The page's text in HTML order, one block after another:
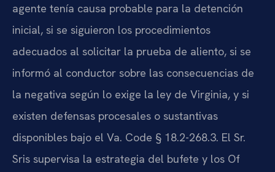
agente tenía causa probable para la detención
inicial, si se siguieron los procedimientos
adecuados al solicitar la prueba de aliento, si se
informó al conductor sobre las consecuencias de
la negativa según lo exige la ley de Virginia, y si
existen defensas procesales o sustantivas
disponibles bajo el Va. Code § 18.2-268.3. El Sr.
Sris supervisa la estrategia del bufete y los Of